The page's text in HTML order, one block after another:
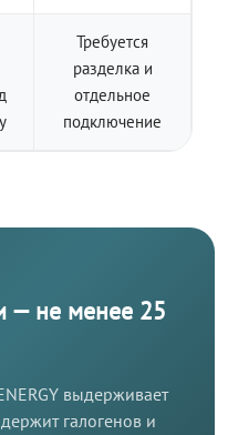
Требуется
разделка и
отдельное
подключение
— не менее 25
выдерживает
галогенов и